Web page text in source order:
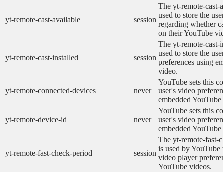
yt-remote-cast-available session
The yt-remote-cast-
used to store the
regarding whether
on their YouTube
yt-remote-cast-installed session
The yt-remote-cast-
used to store the
preferences using
video.
yt-remote-connected-devices never
YouTube sets this
user's video
embedded
yt-remote-device-id never
YouTube sets this
user's video
embedded
yt-remote-fast-check-period session
The yt-remote-fast-
is used by YouTube
video player
YouTube videos.